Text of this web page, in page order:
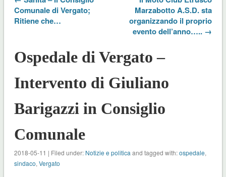
Comunale di Vergato;
Ritiene che…
Marzabotto A.S.D. sta
organizzando il proprio
evento dell’anno….. →
Ospedale di Vergato –
Intervento di Giuliano
Barigazzi in Consiglio
Comunale
2018-05-11 | Filed under: Notizie e politica and tagged with:ospedale,
sindaco, Vergato